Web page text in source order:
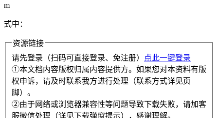
m
式中：
资源链接
请先登录（扫码可直接登录、免注册）
点此一键登录
①本文档内容版权归属内容提供方。如果您对本资料有版
权申诉，请及时联系我方进行处理（联系方式详见页
脚）。
②由于网络或浏览器兼容性等问题导致下载失败，请加客
服微信处理（详见下载弹窗提示），感谢理解。